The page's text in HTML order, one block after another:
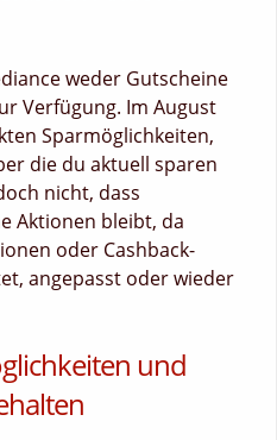
weder Gutscheine
Verfügung. Im August
Sparmöglichkeiten,
die du aktuell sparen
nicht, dass
Aktionen bleibt, da
oder Cashback-
angepasst oder wieder
und